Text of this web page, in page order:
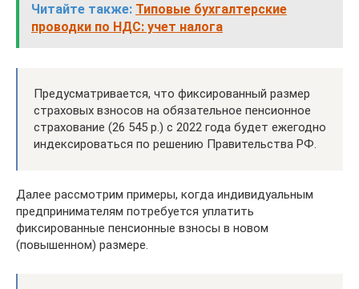
Читайте также: Типовые бухгалтерские
проводки по НДС: учет налога
Предусматривается, что фиксированный размер
страховых взносов на обязательное пенсионное
страхование (26 545 р.) с 2022 года будет ежегодно
индексироваться по решению Правительства РФ.
Далее рассмотрим примеры, когда индивидуальным
предпринимателям потребуется уплатить
фиксированные пенсионные взносы в новом
(повышенном) размере.